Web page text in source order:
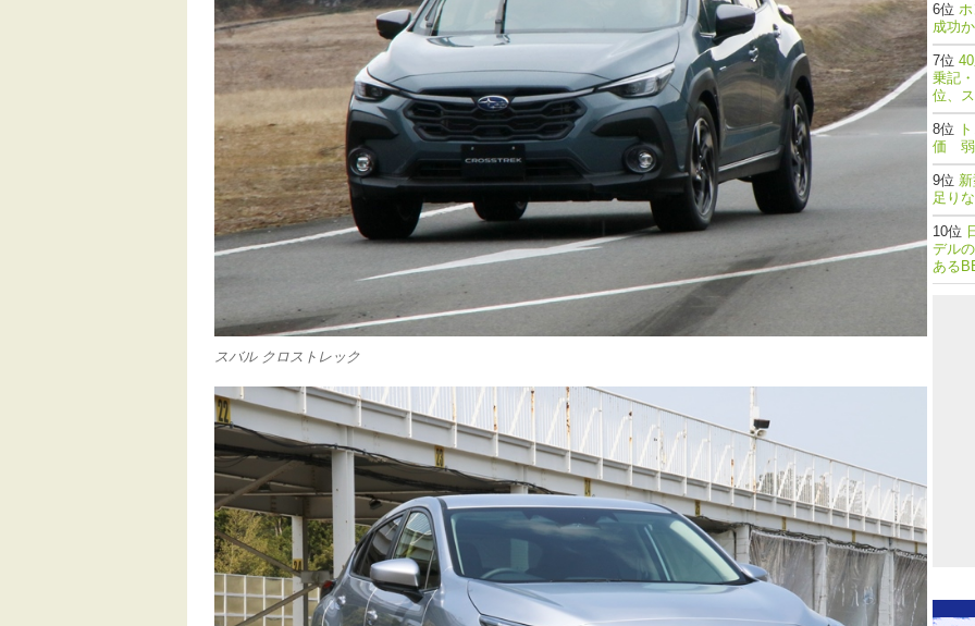
スバル クロストレック
成功
乗記
位、
価 弱
足り
デル
ある